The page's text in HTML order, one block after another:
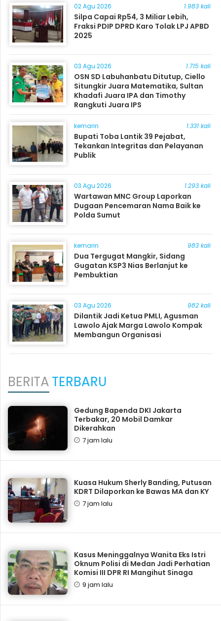
02 Agu 2026 1.983 kali
Silpa Capai Rp54, 3 Miliar Lebih,
Fraksi PDIP DPRD Karo Tolak LPJ APBD
2025
03 Agu 2026 1.715 kali
OSN SD Labuhanbatu Ditutup, Ciello
Situngkir Juara Matematika, Sultan
Khadafi Juara IPA dan Timothy
Rangkuti Juara IPS
kemarin 1.331 kali
Bupati Toba Lantik 39 Pejabat,
Tekankan Integritas dan Pelayanan
Publik
03 Agu 2026 1.293 kali
Wartawan MNC Group Laporkan
Dugaan Pencemaran Nama Baik ke
Polda Sumut
kemarin 983 kali
Dua Tergugat Mangkir, Sidang
Gugatan KSP3 Nias Berlanjut ke
Pembuktian
03 Agu 2026 982 kali
Dilantik Jadi Ketua PMLI, Agusman
Lawolo Ajak Marga Lawolo Kompak
Membangun Organisasi
BERITATERBARU
Gedung Bapenda DKI Jakarta
Terbakar, 20 Mobil Damkar
Dikerahkan
7 jam lalu
Kuasa Hukum Sherly Banding, Putusan
KDRT Dilaporkan ke Bawas MA dan KY
7 jam lalu
Kasus Meninggalnya Wanita Eks Istri
Oknum Polisi di Medan Jadi Perhatian
Komisi III DPR RI Mangihut Sinaga
9 jam lalu